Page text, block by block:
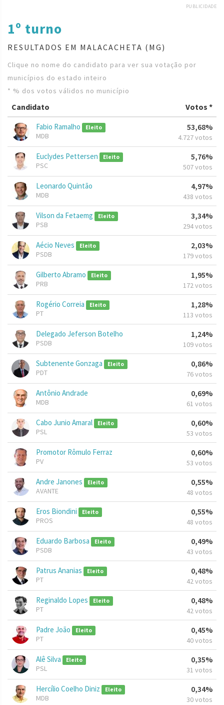
PUBLICIDADE
1º turno
RESULTADOS EM MALACACHETA (MG)
Clique no nome do candidato para ver sua votação por
municípios do estado inteiro
* % dos votos válidos no município
Candidato Votos *
Fabio Ramalho Eleito
MDB
53,68%
4.727 votos
Euclydes Pettersen Eleito
PSC
5,76%
507 votos
Leonardo Quintão
MDB
4,97%
438 votos
Vilson da Fetaemg Eleito
PSB
3,34%
294 votos
Aécio Neves Eleito
PSDB
2,03%
179 votos
Gilberto Abramo Eleito
PRB
1,95%
172 votos
Rogério Correia Eleito
PT
1,28%
113 votos
Delegado Jeferson Botelho
PSDB
1,24%
109 votos
Subtenente Gonzaga Eleito
PDT
0,86%
76 votos
Antônio Andrade
MDB
0,69%
61 votos
Cabo Junio Amaral Eleito
PSL
0,60%
53 votos
Promotor Rômulo Ferraz
PV
0,60%
53 votos
Andre Janones Eleito
AVANTE
0,55%
48 votos
Eros Biondini Eleito
PROS
0,55%
48 votos
Eduardo Barbosa Eleito
PSDB
0,49%
43 votos
Patrus Ananias Eleito
PT
0,48%
42 votos
Reginaldo Lopes Eleito
PT
0,48%
42 votos
Padre João Eleito
PT
0,45%
40 votos
Alê Silva Eleito
PSL
0,35%
31 votos
Hercílio Coelho Diniz Eleito
MDB
0,34%
30 votos